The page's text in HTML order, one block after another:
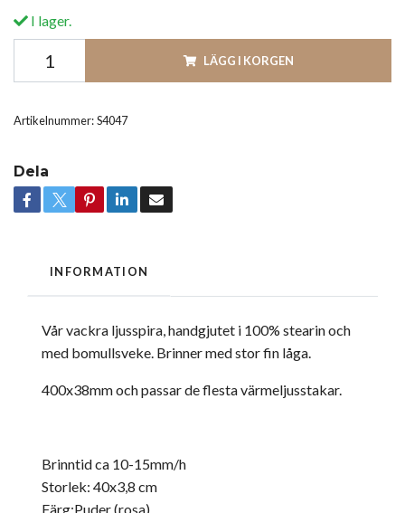
I lager.
LÄGG I KORGEN
Artikelnummer:S4047
Dela
INFORMATION
Vår vackra ljusspira, handgjutet i 100% stearin och
med bomullsveke. Brinner med stor fin låga.
400x38mm och passar de flesta värmeljusstakar.
Brinntid ca 10-15mm/h
Storlek: 40x3,8 cm
Färg:Puder (rosa)